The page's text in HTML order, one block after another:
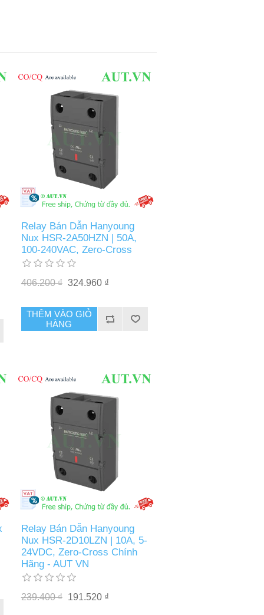
Relay Bán Dẫn Hanyoung
Nux HSR-2A50HZN | 50A,
100-240VAC, Zero-Cross
406.200 ₫ 324.960 ₫
THÊM VÀO GIỎ
HÀNG
Relay Bán Dẫn Hanyoung
Nux HSR-2D10LZN | 10A, 5-
24VDC, Zero-Cross Chính
Hãng - AUT VN
239.400 ₫ 191.520 ₫